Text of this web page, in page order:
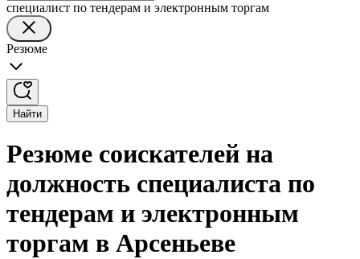
специалист по тендерам и электронным торгам
Резюме
Найти
Резюме соискателей на
должность специалиста по
тендерам и электронным
торгам в Арсеньеве